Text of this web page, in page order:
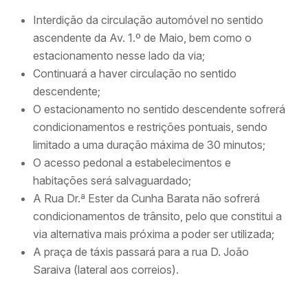
Interdição da circulação automóvel no sentido
ascendente da Av. 1.º de Maio, bem como o
estacionamento nesse lado da via;
Continuará a haver circulação no sentido
descendente;
O estacionamento no sentido descendente sofrerá
condicionamentos e restrições pontuais, sendo
limitado a uma duração máxima de 30 minutos;
O acesso pedonal a estabelecimentos e
habitações será salvaguardado;
A Rua Dr.ª Ester da Cunha Barata não sofrerá
condicionamentos de trânsito, pelo que constitui a
via alternativa mais próxima a poder ser utilizada;
A praça de táxis passará para a rua D. João
Saraiva (lateral aos correios).